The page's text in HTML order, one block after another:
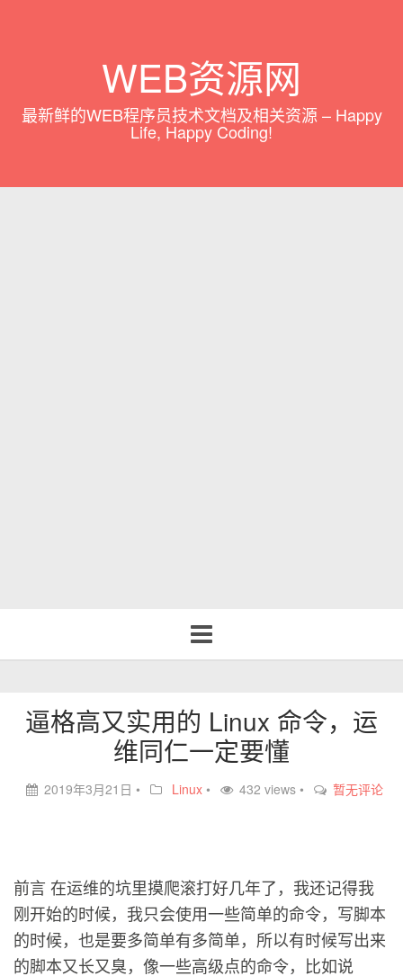
WEB资源网
最新鲜的WEB程序员技术文档及相关资源 – Happy
Life, Happy Coding!
navigation
逼格高又实用的 Linux 命令，运
维同仁一定要懂
2019年3月21日 • Linux • 432 views • 暂无评论
前言 在运维的坑里摸爬滚打好几年了，我还记得我
刚开始的时候，我只会使用一些简单的命令，写脚本
的时候，也是要多简单有多简单，所以有时候写出来
的脚本又长又臭，像一些高级点的命令，比如说